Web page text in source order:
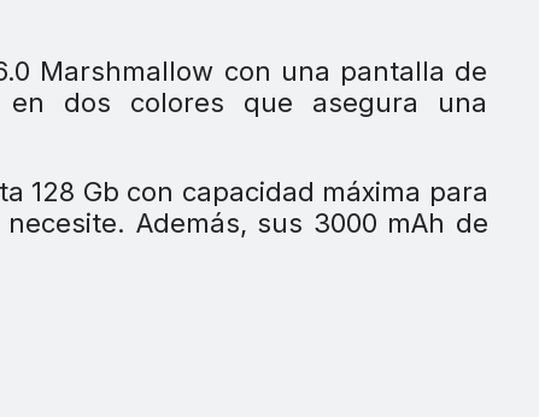
Marshmallow con una pantalla de
dos colores que asegura una
128 Gb con capacidad máxima para
Además, sus 3000 mAh de